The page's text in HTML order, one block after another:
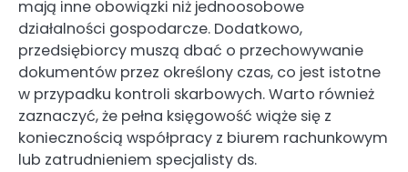
mają inne obowiązki niż jednoosobowe
działalności gospodarcze. Dodatkowo,
przedsiębiorcy muszą dbać o przechowywanie
dokumentów przez określony czas, co jest istotne
w przypadku kontroli skarbowych. Warto również
zaznaczyć, że pełna księgowość wiąże się z
koniecznością współpracy z biurem rachunkowym
lub zatrudnieniem specjalisty ds.